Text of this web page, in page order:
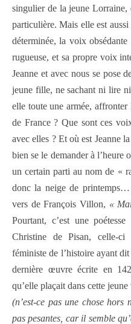
singulier de la jeune
particulière. Mais elle est
déterminée, la voix
rugueuse, et sa propre voix
Jeanne et avec nous se pose
jeune fille, ne sachant ni lire
elle toute une armée,
de France ? Que sont ces
avec elles ? Et où est Jeanne
bien se le demander à l’heure
un certain parti au nom de «
donc la neige de
vers de François Villon, «
Pourtant, c’est une
Christine de Pisan, celle-ci
féministe de l’histoire ayant
dernière œuvre écrite en
qu’elle plaçait dans cette jeune
(n’est-ce pas une chose
pas pesantes, car il semble